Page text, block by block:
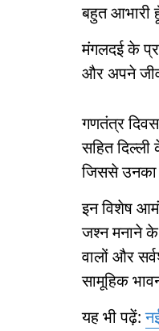
बहुत आभारी
मंगलदई के
और अपने
गणतंत्र
सहित
जिससे उनका
इन विशेष
जश्न मनाने
वालों और
सामूहिक
यह भी पढ़ें: